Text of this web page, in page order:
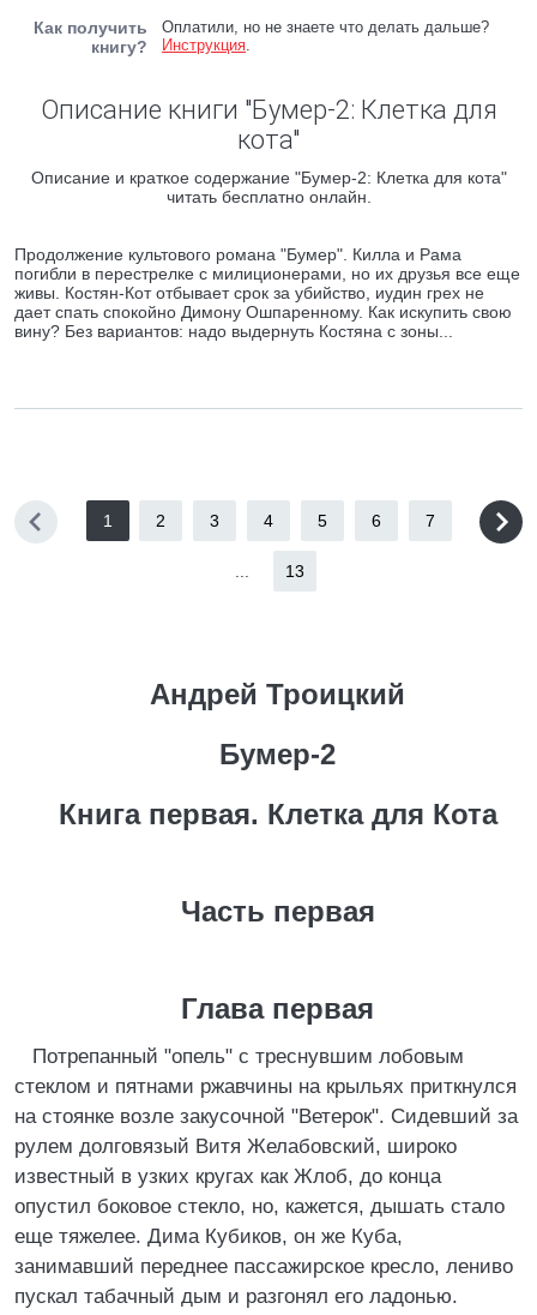
Как получить
книгу?
Оплатили, но не знаете что делать дальше?
Инструкция.
Описание книги "Бумер-2: Клетка для
кота"
Описание и краткое содержание "Бумер-2: Клетка для кота"
читать бесплатно онлайн.
Продолжение культового романа "Бумер". Килла и Рама
погибли в перестрелке с милиционерами, но их друзья все еще
живы. Костян-Кот отбывает срок за убийство, иудин грех не
дает спать спокойно Димону Ошпаренному. Как искупить свою
вину? Без вариантов: надо выдернуть Костяна с зоны...
1 2 3 4 5 6 7
13
Андрей Троицкий
Бумер-2
Книга первая. Клетка для Кота
Часть первая
Глава первая
Потрепанный "опель" с треснувшим лобовым
стеклом и пятнами ржавчины на крыльях приткнулся
на стоянке возле закусочной "Ветерок". Сидевший за
рулем долговязый Витя Желабовский, широко
известный в узких кругах как Жлоб, до конца
опустил боковое стекло, но, кажется, дышать стало
еще тяжелее. Дима Кубиков, он же Куба,
занимавший переднее пассажирское кресло, лениво
пускал табачный дым и разгонял его ладонью.